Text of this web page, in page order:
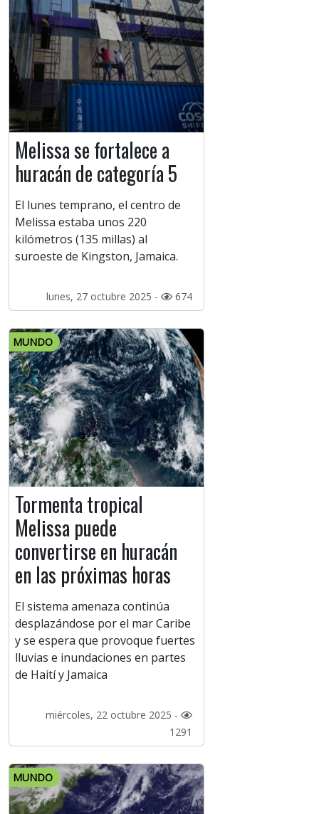
Melissa se fortalece a
huracán de categoría 5
El lunes temprano, el centro de
Melissa estaba unos 220
kilómetros (135 millas) al
suroeste de Kingston, Jamaica.
lunes, 27 octubre 2025 - 674
MUNDO
Tormenta tropical
Melissa puede
convertirse en huracán
en las próximas horas
El sistema amenaza continúa
desplazándose por el mar Caribe
y se espera que provoque fuertes
lluvias e inundaciones en partes
de Haití y Jamaica
miércoles, 22 octubre 2025 -
1291
MUNDO